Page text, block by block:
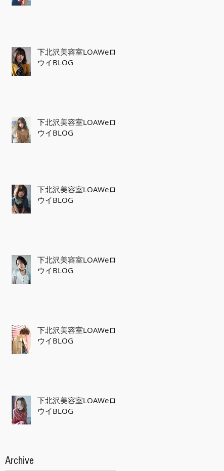
下北沢美容室LOAWeロ
ウイBLOG
下北沢美容室LOAWeロ
ウイBLOG
下北沢美容室LOAWeロ
ウイBLOG
下北沢美容室LOAWeロ
ウイBLOG
下北沢美容室LOAWeロ
ウイBLOG
下北沢美容室LOAWeロ
ウイBLOG
Archive